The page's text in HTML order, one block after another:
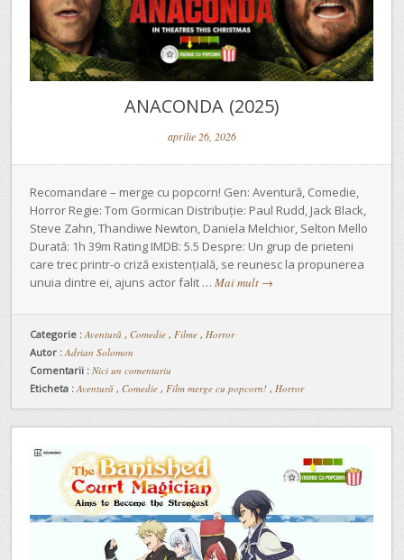
ANACONDA (2025)
aprilie 26, 2026
Recomandare – merge cu popcorn! Gen: Aventură, Comedie,
Horror Regie: Tom Gormican Distribuție: Paul Rudd, Jack Black,
Steve Zahn, Thandiwe Newton, Daniela Melchior, Selton Mello
Durată: 1h 39m Rating IMDB: 5.5 Despre: Un grup de prieteni
care trec printr-o criză existențială, se reunesc la propunerea
unuia dintre ei, ajuns actor falit … Mai mult →
Categorie : Aventură , Comedie , Filme , Horror
Autor : Adrian Solomon
Comentarii : Nici un comentariu
Eticheta : Aventură , Comedie , Film merge cu popcorn! , Horror